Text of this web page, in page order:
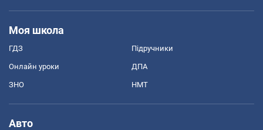
Моя школа
ГДЗ Підручники
Онлайн уроки ДПА
ЗНО НМТ
Авто